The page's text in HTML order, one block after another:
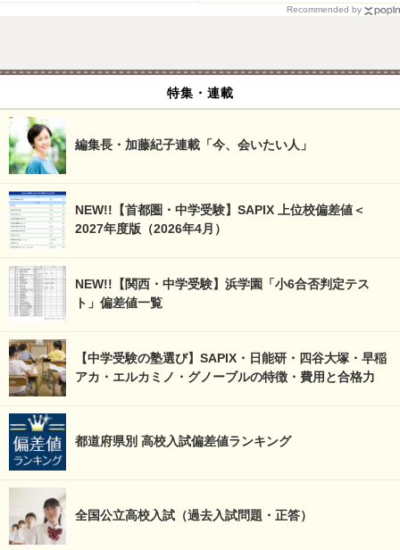
Recommended by
特集・連載
編集長・加藤紀子連載「今、会いたい人」
NEW!!【首都圏・中学受験】SAPIX 上位校偏差値＜
2027年度版（2026年4月）
NEW!!【関西・中学受験】浜学園「小6合否判定テス
ト」偏差値一覧
【中学受験の塾選び】SAPIX・日能研・四谷大塚・早稲
アカ・エルカミノ・グノーブルの特徴・費用と合格力
都道府県別 高校入試偏差値ランキング
全国公立高校入試（過去入試問題・正答）